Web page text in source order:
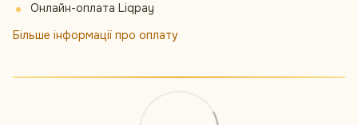
Онлайн-оплата Liqpay
Більше інформації про оплату